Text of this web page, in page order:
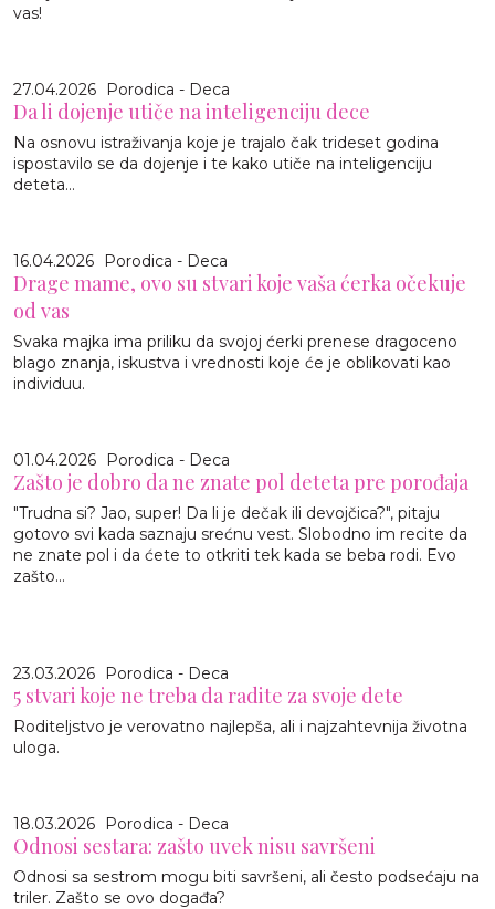
vas!
27.04.2026 Porodica - Deca
Da li dojenje utiče na inteligenciju dece
Na osnovu istraživanja koje je trajalo čak trideset godina
ispostavilo se da dojenje i te kako utiče na inteligenciju
deteta...
16.04.2026 Porodica - Deca
Drage mame, ovo su stvari koje vaša ćerka očekuje
od vas
Svaka majka ima priliku da svojoj ćerki prenese dragoceno
blago znanja, iskustva i vrednosti koje će je oblikovati kao
individuu.
01.04.2026 Porodica - Deca
Zašto je dobro da ne znate pol deteta pre porođaja
"Trudna si? Jao, super! Da li je dečak ili devojčica?", pitaju
gotovo svi kada saznaju srećnu vest. Slobodno im recite da
ne znate pol i da ćete to otkriti tek kada se beba rodi. Evo
zašto...
23.03.2026 Porodica - Deca
5 stvari koje ne treba da radite za svoje dete
Roditeljstvo je verovatno najlepša, ali i najzahtevnija životna
uloga.
18.03.2026 Porodica - Deca
Odnosi sestara: zašto uvek nisu savršeni
Odnosi sa sestrom mogu biti savršeni, ali često podsećaju na
triler. Zašto se ovo događa?